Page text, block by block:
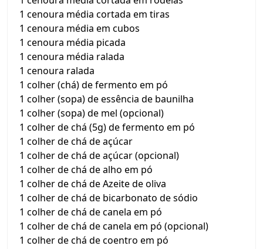
1 cenoura média cortada em tiras
1 cenoura média em cubos
1 cenoura média picada
1 cenoura média ralada
1 cenoura ralada
1 colher (chá) de fermento em pó
1 colher (sopa) de essência de baunilha
1 colher (sopa) de mel (opcional)
1 colher de chá (5g) de fermento em pó
1 colher de chá de açúcar
1 colher de chá de açúcar (opcional)
1 colher de chá de alho em pó
1 colher de chá de Azeite de oliva
1 colher de chá de bicarbonato de sódio
1 colher de chá de canela em pó
1 colher de chá de canela em pó (opcional)
1 colher de chá de coentro em pó